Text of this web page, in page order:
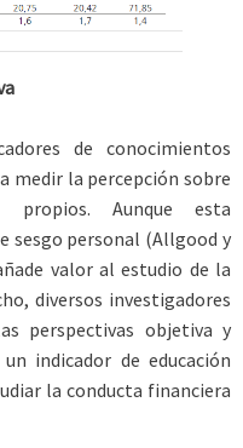
de conocimientos
medir la percepción sobre
propios. Aunque esta
sesgo personal (Allgood y
valor al estudio de la
diversos investigadores
perspectivas objetiva y
indicador de educación
la conducta financiera